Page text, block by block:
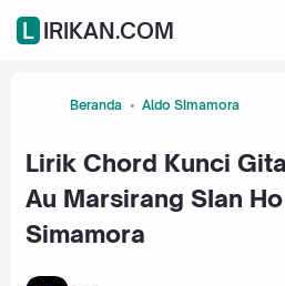
LIRIKAN.COM
Beranda Aldo SImamora
Lirik Chord Kunci
Au Marsirang SIan
Simamora